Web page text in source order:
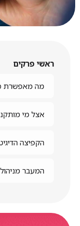
ראשי פרקים
מה מאפשרת
אצל מי
הקפיצה
המעבר